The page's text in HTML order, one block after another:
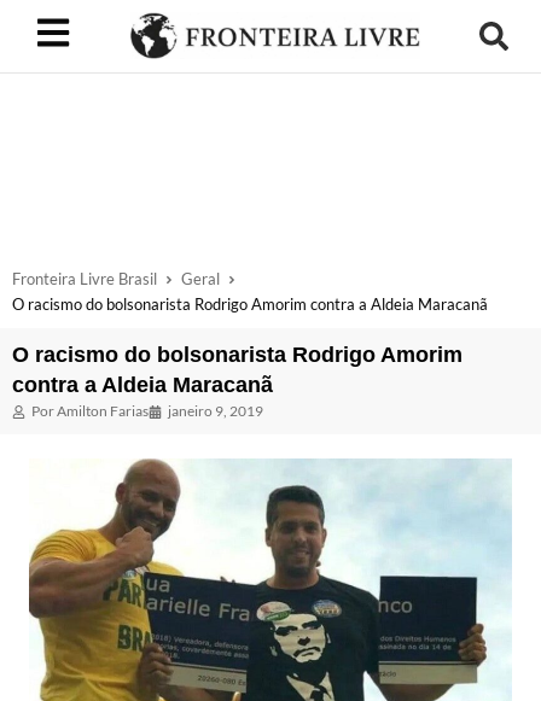
Fronteira Livre Brasil
Geral
O racismo do bolsonarista Rodrigo Amorim contra a Aldeia Maracanã
O racismo do bolsonarista Rodrigo Amorim
contra a Aldeia Maracanã
PorAmilton Farias janeiro 9, 2019